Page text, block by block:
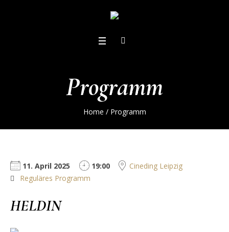
Programm
Home / Programm
11. April 2025 19:00
Cineding Leipzig
Reguläres Programm
HELDIN